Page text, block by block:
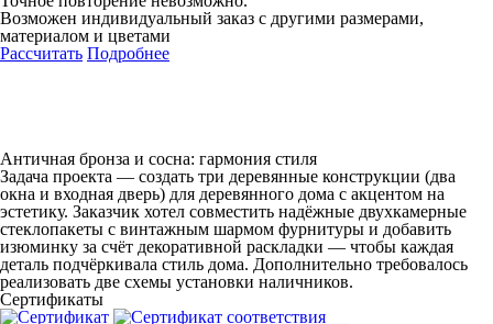
Возможен индивидуальный заказ с другими размерами,
материалом и цветами
Рассчитать Подробнее
Античная бронза и сосна: гармония стиля
Задача проекта — создать три деревянные конструкции (два
окна и входная дверь) для деревянного дома с акцентом на
эстетику. Заказчик хотел совместить надёжные двухкамерные
стеклопакеты с винтажным шармом фурнитуры и добавить
изюминку за счёт декоративной раскладки — чтобы каждая
деталь подчёркивала стиль дома. Дополнительно требовалось
реализовать две схемы установки наличников.
Сертификаты